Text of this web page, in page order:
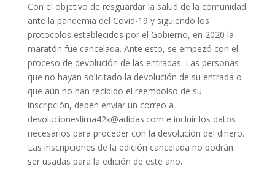
Con el objetivo de resguardar la salud de la comunidad
ante la pandemia del Covid-19 y siguiendo los
protocolos establecidos por el Gobierno, en 2020 la
maratón fue cancelada. Ante esto, se empezó con el
proceso de devolución de las entradas. Las personas
que no hayan solicitado la devolución de su entrada o
que aún no han recibido el reembolso de su
inscripción, deben enviar un correo a
devolucioneslima42k@adidas.com e incluir los datos
necesarios para proceder con la devolución del dinero.
Las inscripciones de la edición cancelada no podrán
ser usadas para la edición de este año.